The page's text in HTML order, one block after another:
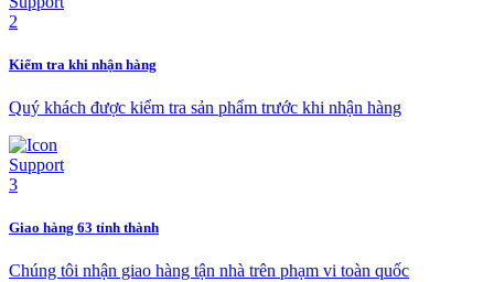
Kiểm tra khi nhận hàng
Quý khách được kiểm tra sản phẩm trước khi nhận hàng
Giao hàng 63 tỉnh thành
Chúng tôi nhận giao hàng tận nhà trên phạm vi toàn quốc